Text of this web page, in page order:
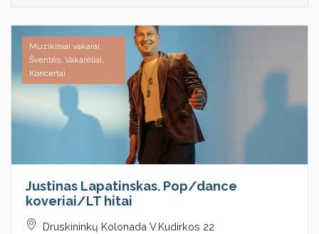
Muzikiniai vakarai,
Šventės, Vakarėliai,
Koncertai
Justinas Lapatinskas. Pop/dance
koveriai/LT hitai
Druskininkų Kolonada V.Kudirkos 22